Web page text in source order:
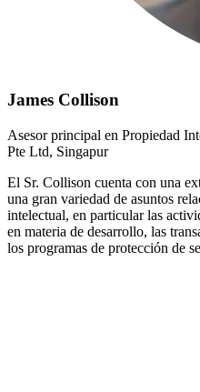
James Collison
Asesor principal en Propiedad
Pte Ltd, Singapur
El Sr. Collison cuenta con una
una gran variedad de asuntos
intelectual, en particular las
en materia de desarrollo, las
los programas de protección de